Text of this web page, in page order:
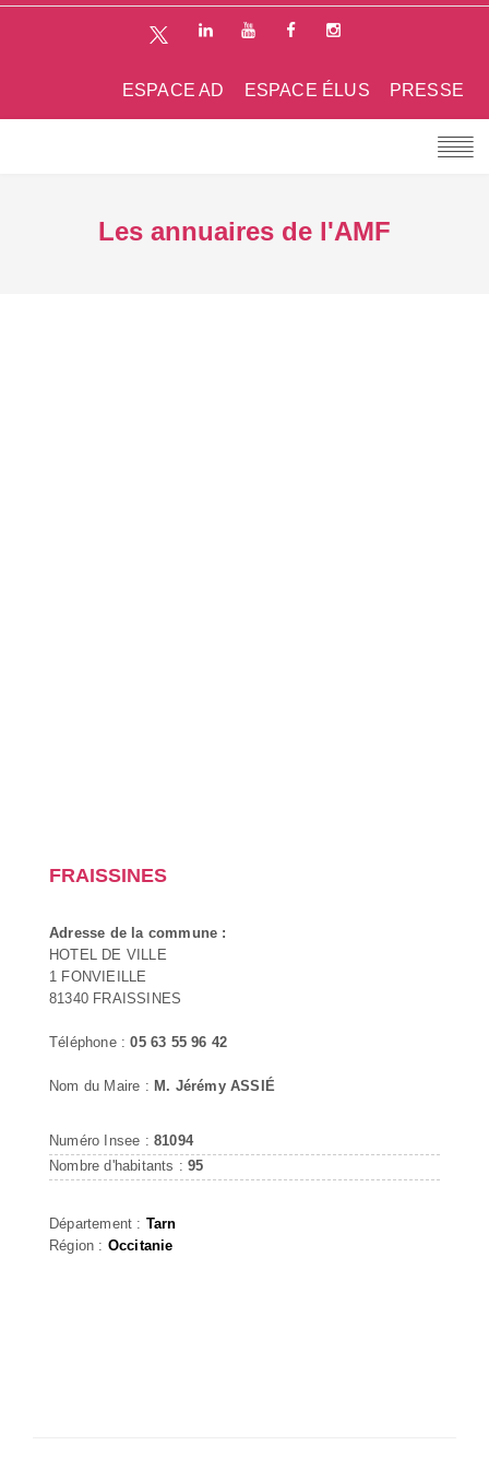
PRESSE
ESPACE ÉLUS
ESPACE AD
Les annuaires de l'AMF
FRAISSINES
Adresse de la commune :
HOTEL DE VILLE
1 FONVIEILLE
81340 FRAISSINES
Téléphone :05 63 55 96 42
Nom du Maire : M. Jérémy ASSIÉ
Numéro Insee : 81094
Nombre d'habitants :95
Département : Tarn
Région : Occitanie